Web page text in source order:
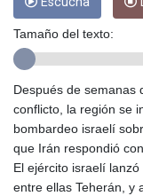
Tamaño del texto:
Después de semanas
conflicto, la región se
bombardeo israelí
que Irán respondió
El ejército israelí
entre ellas Teherán, y